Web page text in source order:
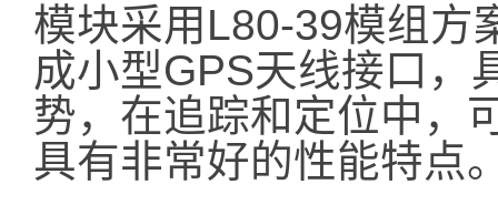
模块采用L80-39模组方
成小型GPS天线接口，
势，在追踪和定位中，
具有非常好的性能特点